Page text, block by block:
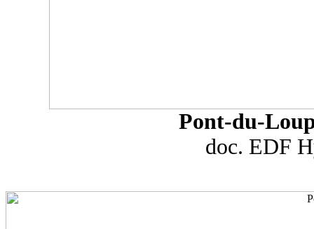
Pont-du-
doc. EDF